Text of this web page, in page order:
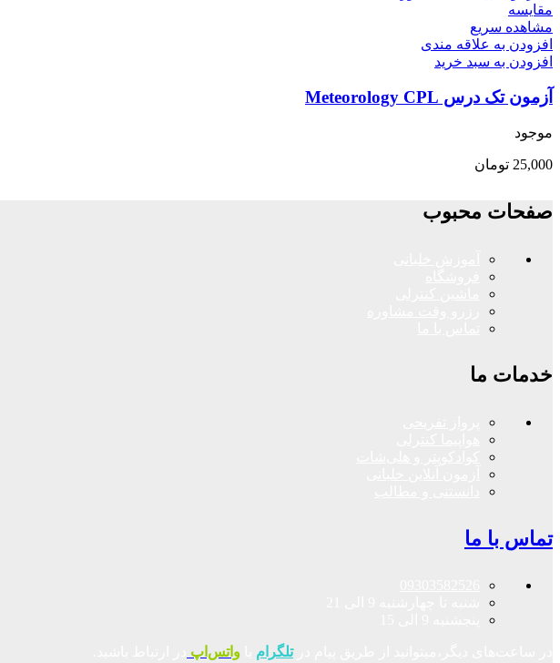
مقایسه
مشاهده سریع
افزودن به علاقه مندی
افزودن به سبد خرید
آزمون تک درس Meteorology CPL
موجود
25,000 تومان
صفحات محبوب
خدمات ما
تماس با ما
در ساعت‌های دیگر،میتوانید از طریق پیام درتلگرام واتس‌اپ